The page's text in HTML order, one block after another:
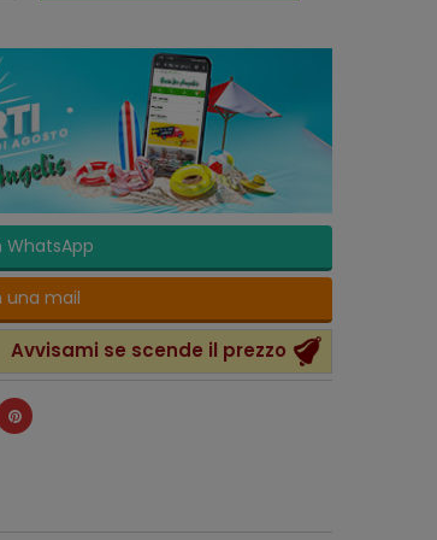
WhatsApp
una mail
Avvisami se scende il prezzo